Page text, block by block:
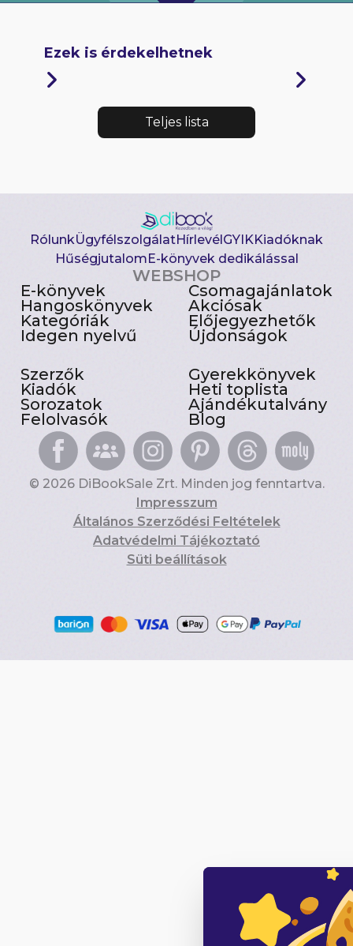
Ezek is érdekelhetnek
Teljes lista
RólunkÜgyfélszolgálatHírlevélGYIKKiadóknak
HűségjutalomE-könyvek dedikálással
WEBSHOP
E-könyvek
Hangoskönyvek
Kategóriák
Idegen nyelvű
Csomagajánlatok
Akciósak
Előjegyezhetők
Újdonságok
Szerzők
Kiadók
Sorozatok
Felolvasók
Gyerekkönyvek
Heti toplista
Ajándékutalvány
Blog
© 2026 DiBookSale Zrt. Minden jog fenntartva.
Impresszum
Általános Szerződési Feltételek
Adatvédelmi Tájékoztató
Süti beállítások